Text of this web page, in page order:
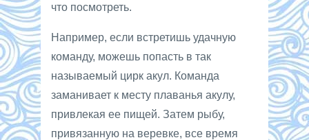
что посмотреть.
Например, если встретишь удачную
команду, можешь попасть в так
называемый цирк акул. Команда
заманивает к месту плаванья акулу,
привлекая ее пищей. Затем рыбу,
привязанную на веревке, все время